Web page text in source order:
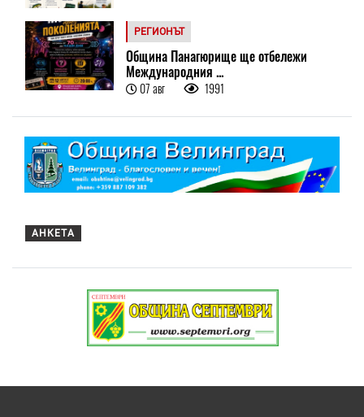
РЕГИОНЪТ
Община Панагюрище ще отбележи
Международния ...
07 авг 1991
АНКЕТА